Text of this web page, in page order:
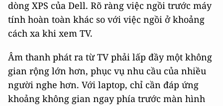
dòng XPS của Dell. Rõ ràng việc ngồi trước máy
tính hoàn toàn khác so với việc ngồi ở khoảng
cách xa khi xem TV.
Âm thanh phát ra từ TV phải lấp đầy một không
gian rộng lớn hơn, phục vụ nhu cầu của nhiều
người nghe hơn. Với laptop, chỉ cần đáp ứng
khoảng không gian ngay phía trước màn hình